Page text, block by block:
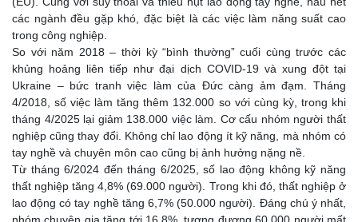
các ngành đều gặp khó, đặc biệt là các việc làm năng suất cao
trong công nghiệp.
So với năm 2018 – thời kỳ “bình thường” cuối cùng trước các
khủng hoảng liên tiếp như đại dịch COVID-19 và xung đột tại
Ukraine – bức tranh việc làm của Đức càng ảm đạm. Tháng
4/2018, số việc làm tăng thêm 132.000 so với cùng kỳ, trong khi
tháng 4/2025 lại giảm 138.000 việc làm. Cơ cấu nhóm người thất
nghiệp cũng thay đổi. Không chỉ lao động ít kỹ năng, mà nhóm có
tay nghề và chuyên môn cao cũng bị ảnh hưởng nặng nề.
Từ tháng 6/2024 đến tháng 6/2025, số lao động không kỹ năng
thất nghiệp tăng 4,8% (69.000 người). Trong khi đó, thất nghiệp ở
lao động có tay nghề tăng 6,7% (50.000 người). Đáng chú ý nhất,
nhóm chuyên gia tăng tới 16,8%, tương đương 60.000 người mất